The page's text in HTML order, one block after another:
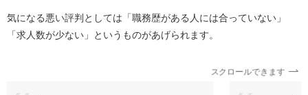
気になる悪い評判としては「職務歴がある人には合っていない」
「求人数が少ない」というものがあげられます。
スクロールできます